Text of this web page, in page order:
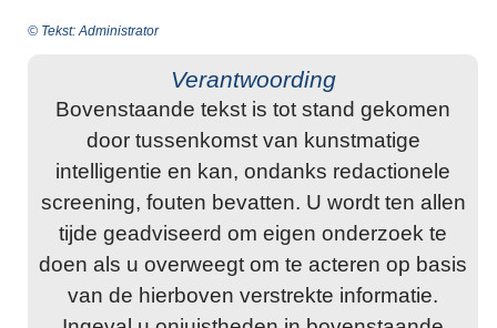
© Tekst: Administrator
Verantwoording
Bovenstaande tekst is tot stand gekomen
door tussenkomst van kunstmatige
intelligentie en kan, ondanks redactionele
screening, fouten bevatten. U wordt ten allen
tijde geadviseerd om eigen onderzoek te
doen als u overweegt om te acteren op basis
van de hierboven verstrekte informatie.